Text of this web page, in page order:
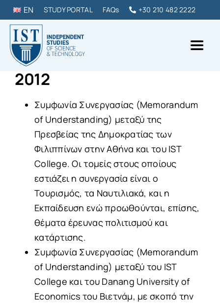
Skip
to
content
EN STUDY PORTAL FAQs +30 210 482 2222
ΠΡΟΠΤΥΧΙΑΚΑ & ΜΕΤΑΠΤΥΧΙΑΚΑ
DIPLOMAS & ΣΕΜΙΝΑΡΙΑ
ΣΠΟΥΔΑΣΕ ΣΤΗΝ ΕΛΛΑΔΑ
ΕΠΙΚΟΙΝΩΝΙΑ
2012
Συμφωνία Συνεργασίας (Memorandum
of Understanding) μεταξύ της
Πρεσβείας της Δημοκρατίας των
Φιλιππίνων στην Αθήνα και του IST
College. Οι τομείς στους οποίους
εστιάζει η συνεργασία είναι ο
Τουρισμός, τα Ναυτιλιακά, και η
Εκπαίδευση ενώ προωθούνται, επίσης,
θέματα έρευνας πολιτισμού και
κατάρτισης.
Συμφωνία Συνεργασίας (Memorandum
of Understanding) μεταξύ του IST
College και του Danang University of
Economics του Βιετνάμ, με σκοπό την